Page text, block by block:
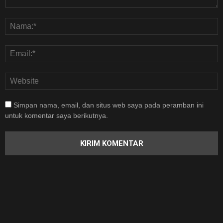
Simpan nama, email, dan situs web saya pada peramban ini
untuk komentar saya berikutnya.